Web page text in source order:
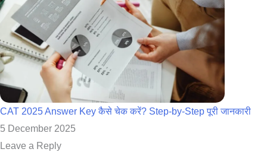
CAT 2025 Answer Key कैसे चेक करें? Step-by-Step पूरी जानकारी
5 December 2025
Leave a Reply